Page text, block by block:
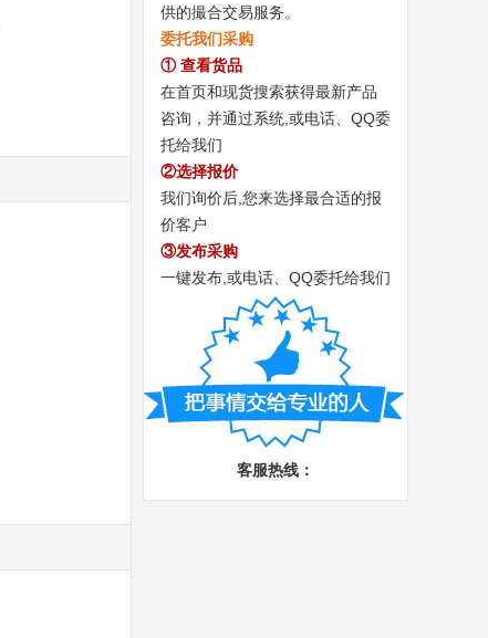
供的撮合交易服务。
委托我们采购
① 查看货品
在首页和现货搜索获得最新产品
咨询，并通过系统,或电话、QQ委
托给我们
②选择报价
我们询价后,您来选择最合适的报
价客户
③发布采购
一键发布,或电话、QQ委托给我们
客服热线：